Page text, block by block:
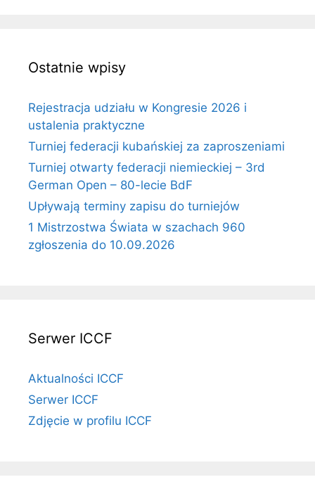
Ostatnie wpisy
Rejestracja udziału w Kongresie 2026 i
ustalenia praktyczne
Turniej federacji kubańskiej za zaproszeniami
Turniej otwarty federacji niemieckiej – 3rd
German Open – 80-lecie BdF
Upływają terminy zapisu do turniejów
1 Mistrzostwa Świata w szachach 960
zgłoszenia do 10.09.2026
Serwer ICCF
Aktualności ICCF
Serwer ICCF
Zdjęcie w profilu ICCF